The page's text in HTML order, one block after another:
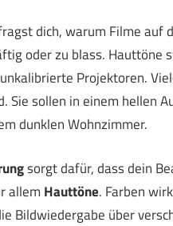
dich, warum Filme
oder zu blass. Hauttöne
Projektoren.
Sie sollen in einem hellen
dunklen Wohnzimmer.
sorgt dafür, dass dein
allem Hauttöne. Farben
Bildwiedergabe über